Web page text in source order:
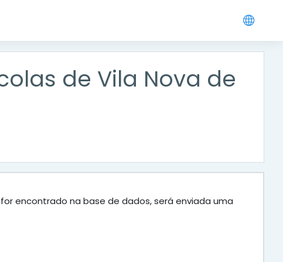
de Vila Nova de
encontrado na base de dados, será enviada uma